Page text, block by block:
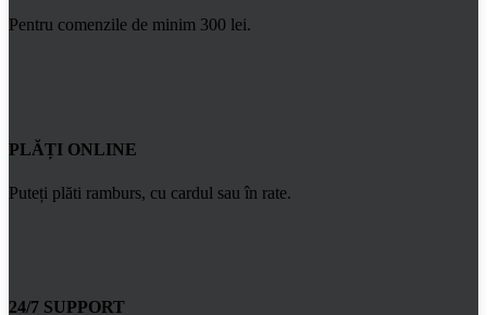
Pentru comenzile de minim 300 lei.
PLĂȚI ONLINE
Puteți plăti ramburs, cu cardul sau în rate.
24/7 SUPPORT